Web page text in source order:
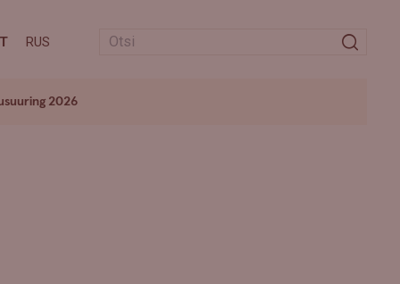
RUS
2026